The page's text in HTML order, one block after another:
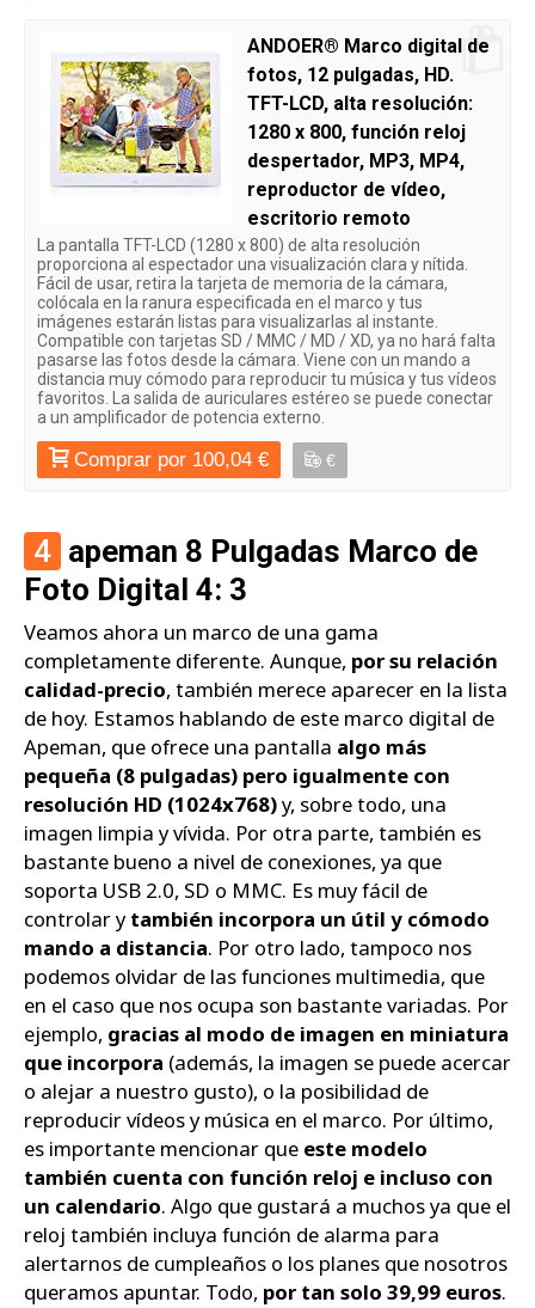
ANDOER® Marco digital de
fotos, 12 pulgadas, HD.
TFT-LCD, alta resolución:
1280 x 800, función reloj
despertador, MP3, MP4,
reproductor de vídeo,
escritorio remoto
La pantalla TFT-LCD (1280 x 800) de alta resolución
proporciona al espectador una visualización clara y nítida.
Fácil de usar, retira la tarjeta de memoria de la cámara,
colócala en la ranura especificada en el marco y tus
imágenes estarán listas para visualizarlas al instante.
Compatible con tarjetas SD / MMC / MD / XD, ya no hará falta
pasarse las fotos desde la cámara. Viene con un mando a
distancia muy cómodo para reproducir tu música y tus vídeos
favoritos. La salida de auriculares estéreo se puede conectar
a un amplificador de potencia externo.
Comprar por 100,04 € €
4 apeman 8 Pulgadas Marco de
Foto Digital 4: 3
Veamos ahora un marco de una gama
completamente diferente. Aunque, por su relación
calidad-precio, también merece aparecer en la lista
de hoy. Estamos hablando de este marco digital de
Apeman, que ofrece una pantalla algo más
pequeña (8 pulgadas) pero igualmente con
resolución HD (1024x768)y, sobre todo, una
imagen limpia y vívida. Por otra parte, también es
bastante bueno a nivel de conexiones, ya que
soporta USB 2.0, SD o MMC. Es muy fácil de
controlar ytambién incorpora un útil y cómodo
mando a distancia. Por otro lado, tampoco nos
podemos olvidar de las funciones multimedia, que
en el caso que nos ocupa son bastante variadas. Por
ejemplo, gracias al modo de imagen en miniatura
que incorpora (además, la imagen se puede acercar
o alejar a nuestro gusto), o la posibilidad de
reproducir vídeos y música en el marco. Por último,
es importante mencionar que este modelo
también cuenta con función reloj e incluso con
un calendario. Algo que gustará a muchos ya que el
reloj también incluya función de alarma para
alertarnos de cumpleaños o los planes que nosotros
queramos apuntar. Todo, por tan solo 39,99 euros.